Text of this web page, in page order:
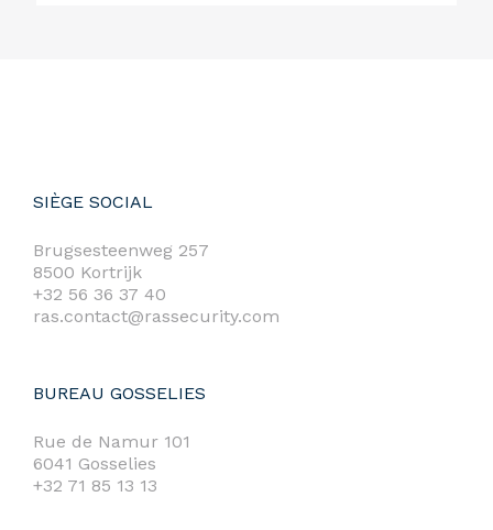
SIÈGE SOCIAL
Brugsesteenweg 257
8500 Kortrijk
+32 56 36 37 40
ras.contact@rassecurity.com
BUREAU GOSSELIES
Rue de Namur 101
6041 Gosselies
+32 71 85 13 13